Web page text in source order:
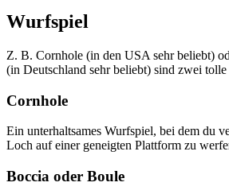
Wurfspiel
Z. B. Cornhole (in den USA sehr beliebt)
(in Deutschland sehr beliebt) sind zwei
Cornhole
Ein unterhaltsames Wurfspiel, bei dem du
Loch auf einer geneigten Plattform zu
Boccia oder Boule